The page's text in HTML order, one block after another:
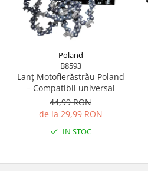
Trafalet
Trimmere
Unelte pentru altoit
Unelte pentru grădină
Motoforeze și Burghie de Pământ
Ventilatoare
Poland
B8593
Lanț Motofierăstrău Poland
– Compatibil universal
44,99 RON
de la 29,99 RON
IN STOC